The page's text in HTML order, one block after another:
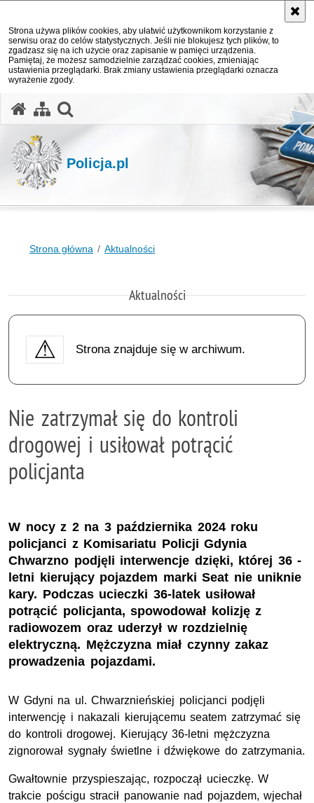
Strona używa plików cookies, aby ułatwić użytkownikom korzystanie z
serwisu oraz do celów statystycznych. Jeśli nie blokujesz tych plików, to
zgadzasz się na ich użycie oraz zapisanie w pamięci urządzenia.
Pamiętaj, że możesz samodzielnie zarządzać cookies, zmieniając
ustawienia przeglądarki. Brak zmiany ustawienia przeglądarki oznacza
wyrażenie zgody.
Policja.pl
Strona główna Aktualności
Aktualności
Strona znajduje się w archiwum.
Nie zatrzymał się do kontroli
drogowej i usiłował potrącić
policjanta
W nocy z 2 na 3 października 2024 roku
policjanci z Komisariatu Policji Gdynia
Chwarzno podjęli interwencje dzięki, której 36 -
letni kierujący pojazdem marki Seat nie uniknie
kary. Podczas ucieczki 36-latek usiłował
potrącić policjanta, spowodował kolizję z
radiowozem oraz uderzył w rozdzielnię
elektryczną. Mężczyzna miał czynny zakaz
prowadzenia pojazdami.
W Gdyni na ul. Chwarznieńskiej policjanci podjęli
interwencję i nakazali kierującemu seatem zatrzymać się
do kontroli drogowej. Kierujący 36-letni mężczyzna
zignorował sygnały świetlne i dźwiękowe do zatrzymania.
Gwałtownie przyspieszając, rozpoczął ucieczkę. W
trakcie pościgu stracił panowanie nad pojazdem, wjechał